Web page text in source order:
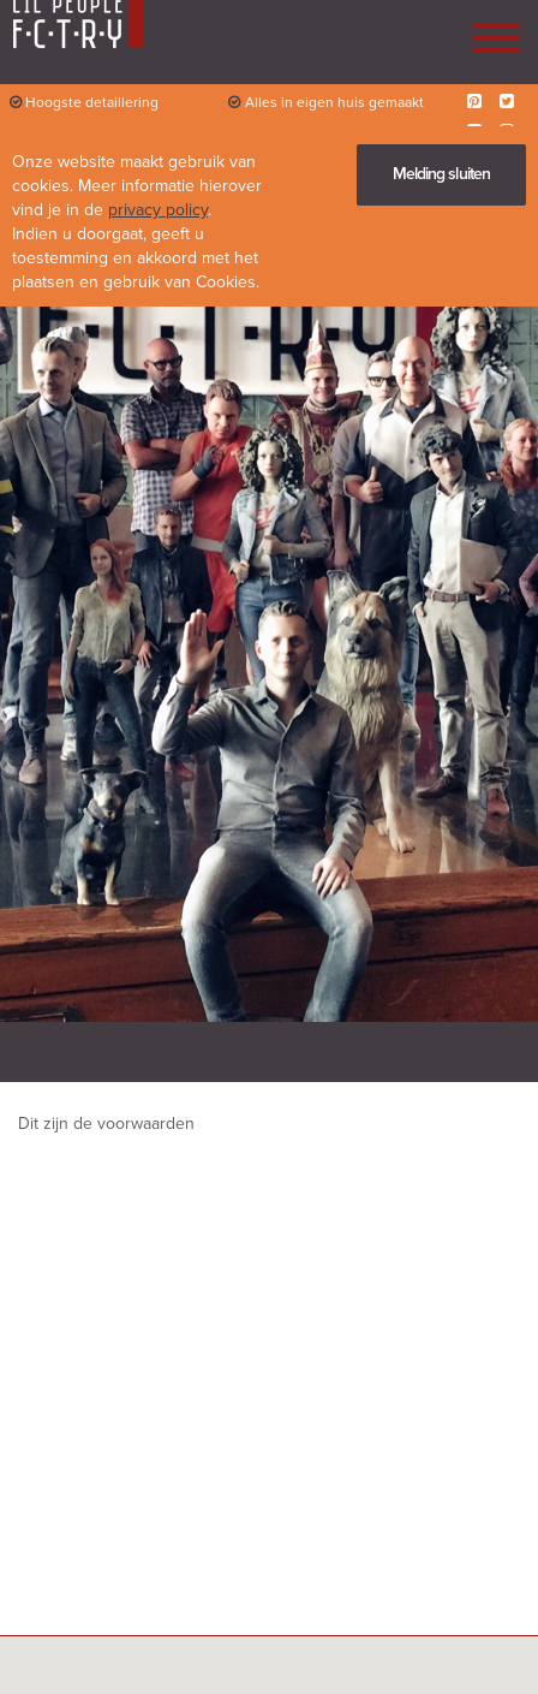
Hoogste detaillering Alles in eigen huis gemaakt
Diverse mogelijkheden
Dit zijn de voorwaarden
Onze website maakt gebruik van
cookies. Meer informatie hierover
vind je in de privacy policy.
Indien u doorgaat, geeft u
toestemming en akkoord met het
plaatsen en gebruik van Cookies.
Melding sluiten